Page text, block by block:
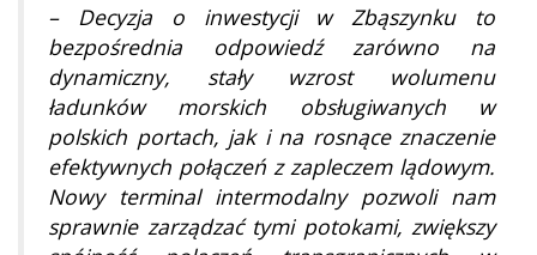
– Decyzja o inwestycji w Zbąszynku to
bezpośrednia odpowiedź zarówno na
dynamiczny, stały wzrost wolumenu
ładunków morskich obsługiwanych w
polskich portach, jak i na rosnące znaczenie
efektywnych połączeń z zapleczem lądowym.
Nowy terminal intermodalny pozwoli nam
sprawnie zarządzać tymi potokami, zwiększy